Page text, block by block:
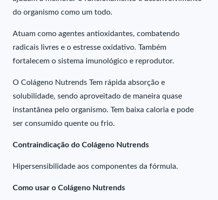
do organismo como um todo.
Atuam como agentes antioxidantes, combatendo
radicais livres e o estresse oxidativo. Também
fortalecem o sistema imunológico e reprodutor.
O Colágeno Nutrends Tem rápida absorção e
solubilidade, sendo aproveitado de maneira quase
instantânea pelo organismo. Tem baixa caloria e pode
ser consumido quente ou frio.
Contraindicação do Colágeno Nutrends
Hipersensibilidade aos componentes da fórmula.
Como usar o Colágeno Nutrends